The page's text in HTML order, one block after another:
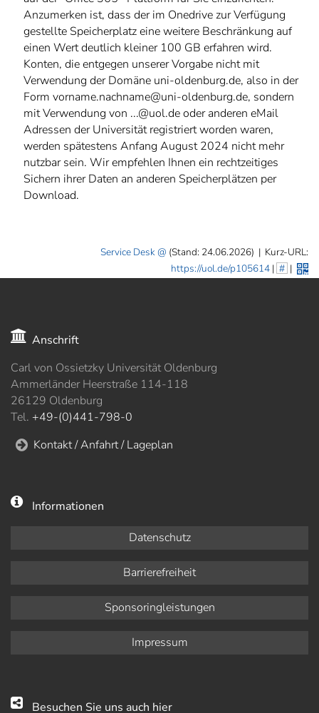
Anzumerken ist, dass der im Onedrive zur Verfügung
gestellte Speicherplatz eine weitere Beschränkung auf
einen Wert deutlich kleiner 100 GB erfahren wird.
Konten, die entgegen unserer Vorgabe nicht mit
Verwendung der Domäne uni-oldenburg.de, also in der
Form vorname.nachname@uni-oldenburg.de, sondern
mit Verwendung von ...@uol.de oder anderen eMail
Adressen der Universität registriert worden waren,
werden spätestens Anfang August 2024 nicht mehr
nutzbar sein. Wir empfehlen Ihnen ein rechtzeitiges
Sichern ihrer Daten an anderen Speicherplätzen per
Download.
Service Desk (Stand: 24.06.2026) | Kurz-URL:
https://uol.de/p105614| # |
Anschrift
Carl von Ossietzky Universität Oldenburg
Ammerländer Heerstraße 114-118
26129 Oldenburg
Tel. +49-(0)441-798-0
Kontakt / Anfahrt / Lageplan
Informationen
Datenschutz
Barrierefreiheit
Sponsoringleistungen
Impressum
Besuchen Sie uns auch hier